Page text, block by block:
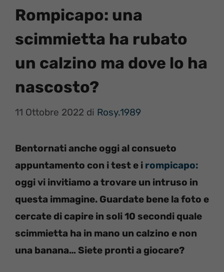
Rompicapo: una
scimmietta ha rubato
un calzino ma dove lo ha
nascosto?
11 Ottobre 2022 di Rosy.1989
Bentornati anche oggi al consueto
appuntamento con i test e i rompicapo:
oggi vi invitiamo a trovare un intruso in
questa immagine. Guardate bene la foto e
cercate di capire in soli 10 secondi quale
scimmietta ha in mano un calzino e non
una banana… Siete pronti a giocare?